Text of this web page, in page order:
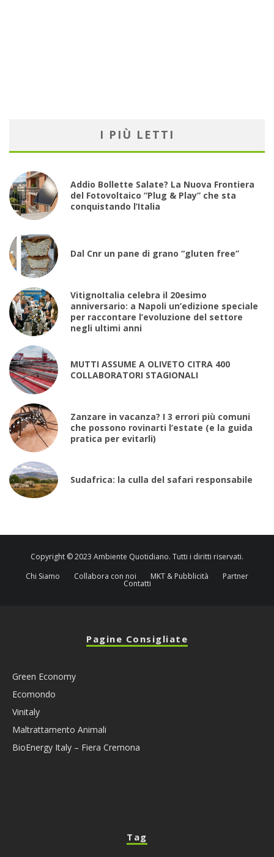
I PIÙ LETTI
Addio Bollette Salate? La Nuova Frontiera
del Fotovoltaico “Plug & Play” che sta
conquistando l’Italia
Dal Cnr un pane di grano “gluten free”
VitignoItalia celebra il 20esimo
anniversario: a Napoli un’edizione speciale
per raccontare l’evoluzione del settore
negli ultimi anni
MUTTI ASSUME A OLIVETO CITRA 400
COLLABORATORI STAGIONALI
Zanzare in vacanza? I 3 errori più comuni
che possono rovinarti l’estate (e la guida
pratica per evitarli)
Sudafrica: la culla del safari responsabile
Copyright © 2023 Ambiente Quotidiano. Tutti i diritti riservati.
Chi Siamo
Collabora con noi MKT & Pubblicità Partner
Contatti
Pagine Consigliate
Green Economy
Ecomondo
Vinitaly
Maltrattamento Animali
BioEnergy Italy – Fiera Cremona
Tag